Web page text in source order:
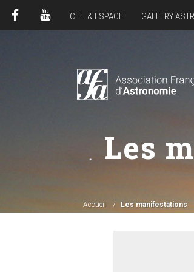
CIEL & ESPACE GALLERY
Accueil Les manifestations
Les